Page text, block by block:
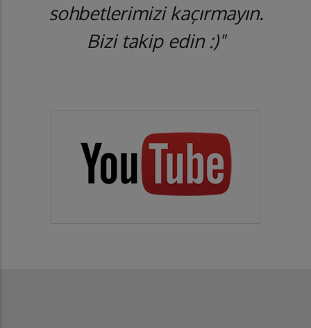
sohbetlerimizi kaçırmayın.
Bizi takip edin :)"